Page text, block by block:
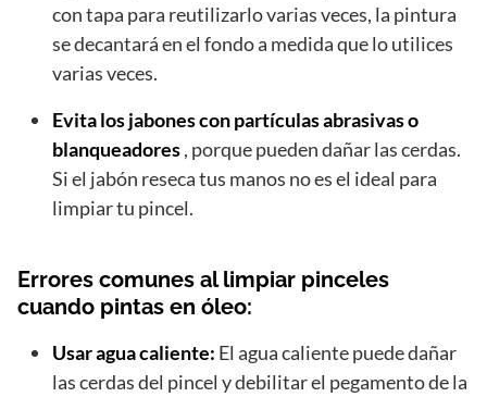
con tapa para reutilizarlo varias veces, la pintura
se decantará en el fondo a medida que lo utilices
varias veces.
Evita los jabones con partículas abrasivas o
blanqueadores, porque pueden dañar las cerdas.
Si el jabón reseca tus manos no es el ideal para
limpiar tu pincel.
Errores comunes al limpiar pinceles
cuando pintas en óleo:
Usar agua caliente: El agua caliente puede dañar
las cerdas del pincel y debilitar el pegamento de la